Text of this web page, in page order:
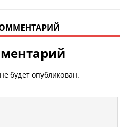
будет опубликован.